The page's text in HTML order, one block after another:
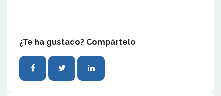
¿Te ha gustado? Compártelo